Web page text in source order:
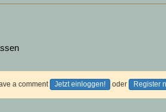
a comment Jetzt einloggen! oder Register